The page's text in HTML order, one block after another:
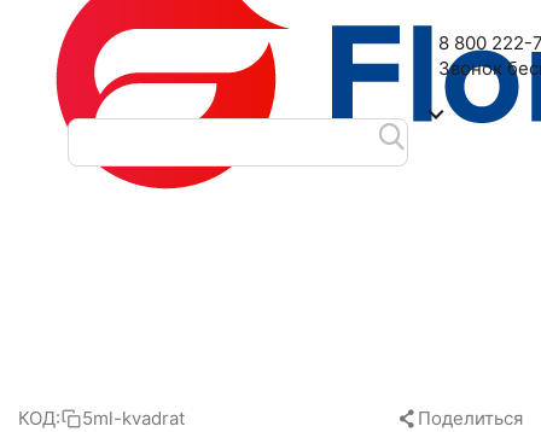
Наш адрес: 2-я Дубровская улица, 6
8 800 222-
Звонок
КОД: 5ml-kvadrat Поделиться